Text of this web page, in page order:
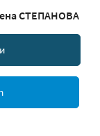
СТЕПАНОВА